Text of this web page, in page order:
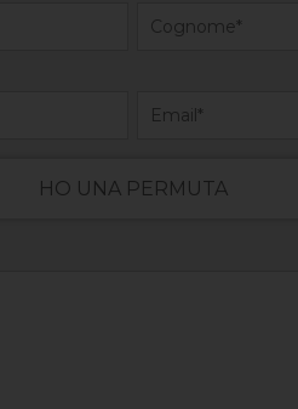
HO UNA PERMUTA